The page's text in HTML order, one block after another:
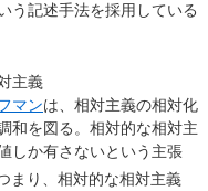
う記述手法を採用している
主義
マンは、相対主義の相対化
和を図る。相対的な相対主
しか有さないという主張
まり、相対的な相対主義